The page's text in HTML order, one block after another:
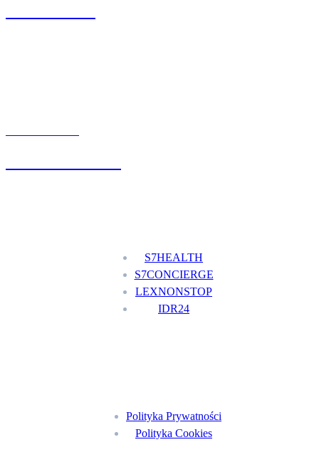
S7HEALTH
S7CONCIERGE
LEXNONSTOP
IDR24
Polityka Prywatności
Polityka Cookies